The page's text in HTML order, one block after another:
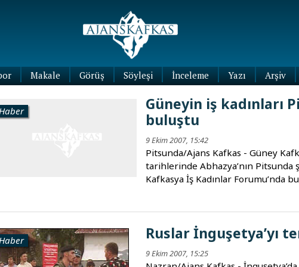
Makale Görüş Söyleşi İnceleme
Yazı
Yazıları
Arşiv
Haber
Güneyin iş kadınları
buluştu
9 Ekim 2007, 15:42
Pitsunda/Ajans Kafkas - Güney
tarihlerinde Abhazya’nın Pitsunda
Kafkasya İş Kadınlar Forumu’nda
Haber Ruslar İnguşetya’yı
9 Ekim 2007, 15:25